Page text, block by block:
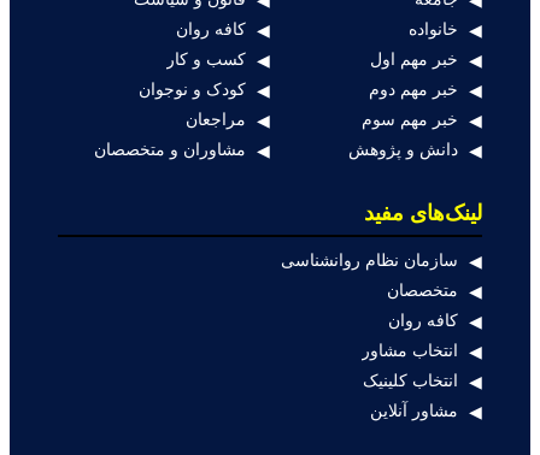
خانواده
خبر مهم اول
خبر مهم دوم
خبر مهم سوم
دانش و پژوهش
کافه روان
کسب و کار
کودک و نوجوان
مراجعان
مشاوران و متخصصان
لینک‌های مفید
سازمان نظام روانشناسی
متخصصان
کافه روان
انتخاب مشاور
انتخاب کلینیک
مشاور آنلاین